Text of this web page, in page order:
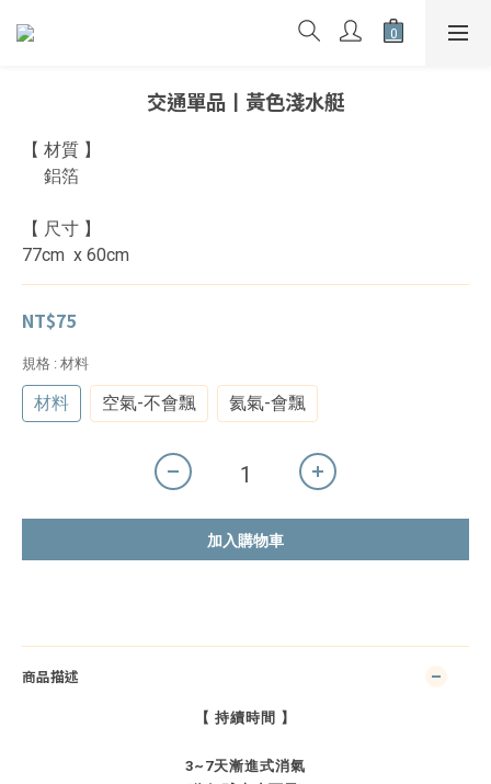
交通單品丨黃色淺水艇
【 材質 】
     鋁箔
【 尺寸 】
77cm  x 60cm
NT$75
規格 : 材料
材料 空氣-不會飄 氦氣-會飄
加入購物車
商品描述
【 持續時間 】
3~7天漸進式消氣